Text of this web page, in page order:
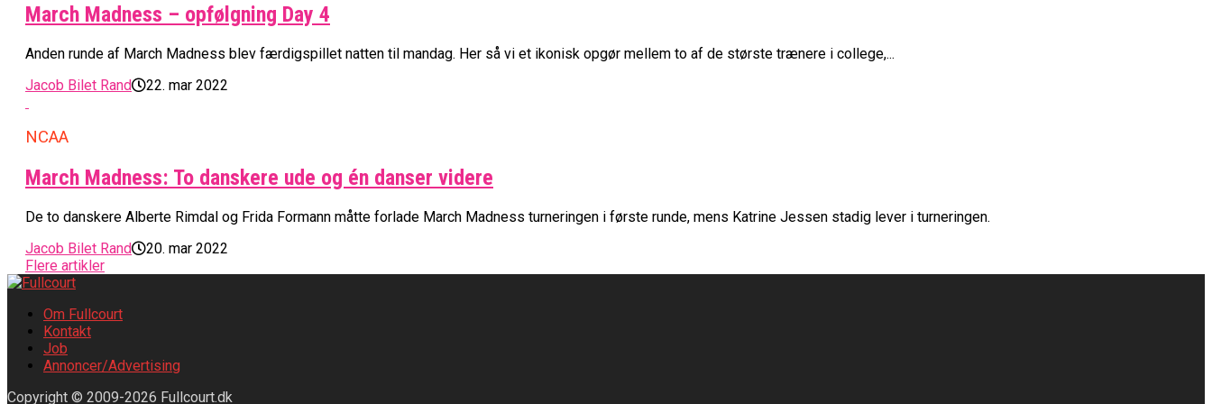
March Madness – opfølgning Day 4
Anden runde af March Madness blev færdigspillet natten til mandag. Her så vi et ikonisk opgør mellem to af de største trænere i college,...
Jacob Bilet Rand
22. mar 2022
NCAA
March Madness: To danskere ude og én danser videre
De to danskere Alberte Rimdal og Frida Formann måtte forlade March Madness turneringen i første runde, mens Katrine Jessen stadig lever i turneringen.
Jacob Bilet Rand
20. mar 2022
Flere artikler
Om Fullcourt
Kontakt
Job
Annoncer/Advertising
Copyright © 2009-2026 Fullcourt.dk